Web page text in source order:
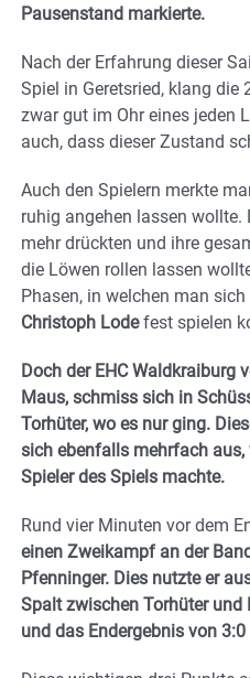
Pausenstand markierte.
Nach der Erfahrung dieser
Spiel in Geretsried, klang die
zwar gut im Ohr eines jeden
auch, dass dieser Zustand
Auch den Spielern merkte
ruhig angehen lassen wollte.
mehr drückten und ihre
die Löwen rollen lassen
Phasen, in welchen man sich
Christoph Lodefest spielen
Doch der EHC Waldkraiburg
Maus, schmiss sich in
Torhüter, wo es nur ging.
sich ebenfalls mehrfach
Spieler des Spiels machte.
Rund vier Minuten vor dem
einen Zweikampf an der
Pfenninger. Dies nutzte er
Spalt zwischen Torhüter und
und das Endergebnis von 3:0